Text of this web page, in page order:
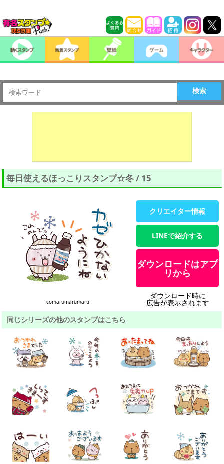
検索
毎日使えるほっこりスタンプ☆冬 / 15
comarumarumaru
クリエイター情報
LINEで紹介する
ダウンロードはアプ
リから
ダウンロード時に
広告が表示されます
同じシリーズの他のスタンプはこちら